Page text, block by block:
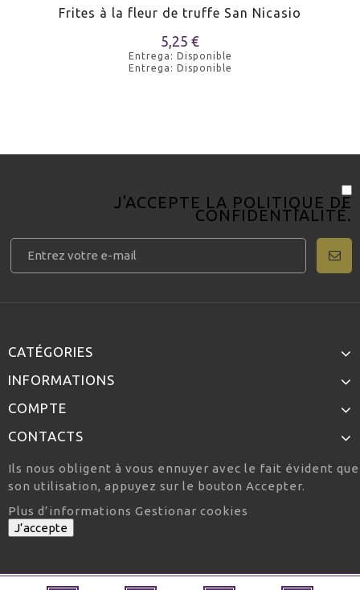
Frites à la fleur de truffe San Nicasio
5,25 €
Entrega: Disponible
Entrega: Disponible
J'ACCEPTE LA POLITIQUE DE
CONFIDENTIALITÉ.
CATÉGORIES
INFORMATIONS
COMPTE
CONTACTS
Ils nous obligent à vous ennuyer avec le fait évident
son utilisation, appuyez sur le bouton Accepter.
Plus d’informations Gestionar cookies
J’accepte